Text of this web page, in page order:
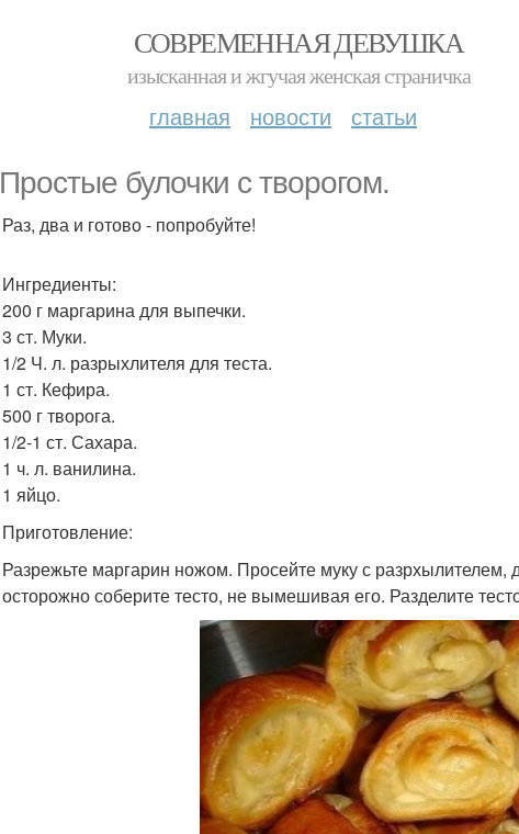
СОВРЕМЕННАЯ ДЕВУШКА
изысканная и жгучая женская страничка
главная новости статьи
Простые булочки с творогом.
Раз, два и готово - попробуйте!
Ингредиенты:
200 г маргарина для выпечки.
3 ст. Муки.
1/2 Ч. л. разрыхлителя для теста.
1 ст. Кефира.
500 г творога.
1/2-1 ст. Сахара.
1 ч. л. ванилина.
1 яйцо.
Приготовление:
Разрежьте маргарин ножом. Просейте муку с
осторожно соберите тесто, не вымешивая его. Разделите